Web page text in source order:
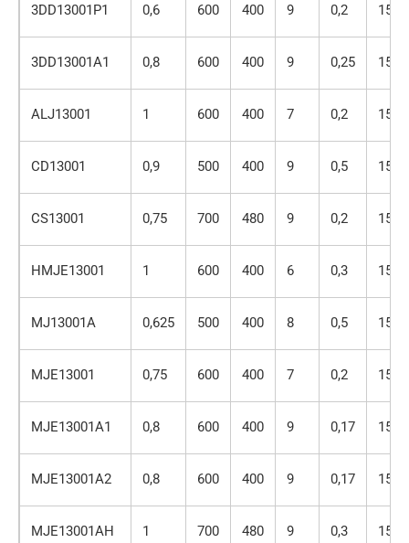
3DD13001P1 0,6 600 400 9 0,2 150
3DD13001A1 0,8 600 400 9 0,25 150
ALJ13001 1 600 400 7 0,2 150
CD13001 0,9 500 400 9 0,5 150
CS13001 0,75 700 480 9 0,2 150
HMJE13001 1 600 400 6 0,3 150
MJ13001A 0,625 500 400 8 0,5 150
MJE13001 0,75 600 400 7 0,2 150
MJE13001A1 0,8 600 400 9 0,17 150
MJE13001A2 0,8 600 400 9 0,17 150
MJE13001AH 1 700 480 9 0,3 150